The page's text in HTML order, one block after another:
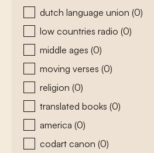
dutch language union (0)
low countries radio (0)
middle ages (0)
moving verses (0)
religion (0)
translated books (0)
america (0)
codart canon (0)